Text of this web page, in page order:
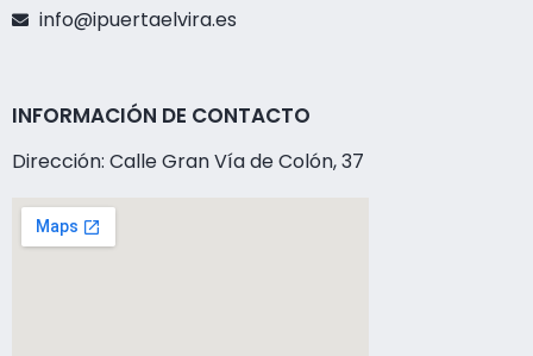
info@ipuertaelvira.es
INFORMACIÓN DE CONTACTO
Dirección: Calle Gran Vía de Colón, 37